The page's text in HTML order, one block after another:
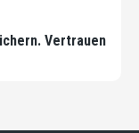
Vertrauen